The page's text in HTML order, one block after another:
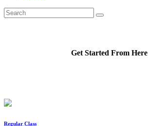
Get Started From Here
Regular Class